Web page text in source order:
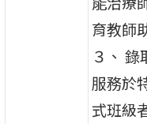
育教師
３、
服務於
式班級